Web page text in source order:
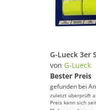
von G-Lueck
Bester Preis
gefunden bei
zuletzt überprüft
Preis kann sich